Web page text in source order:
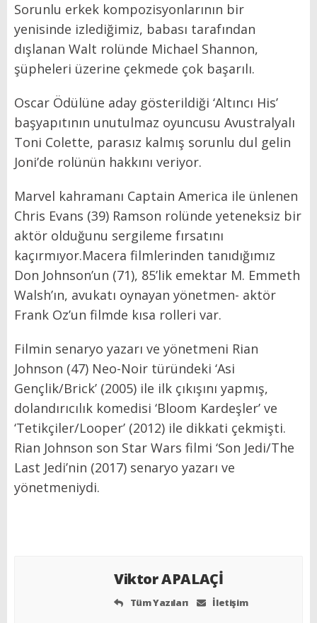
Sorunlu erkek kompozisyonlarının bir
yenisinde izlediğimiz, babası tarafından
dışlanan Walt rolünde Michael Shannon,
şüpheleri üzerine çekmede çok başarılı.
Oscar Ödülüne aday gösterildiği ‘Altıncı His’
başyapıtının unutulmaz oyuncusu Avustralyalı
Toni Colette, parasız kalmış sorunlu dul gelin
Joni’de rolünün hakkını veriyor.
Marvel kahramanı Captain America ile ünlenen
Chris Evans (39) Ramson rolünde yeteneksiz bir
aktör olduğunu sergileme fırsatını
kaçırmıyor.Macera filmlerinden tanıdığımız
Don Johnson’un (71), 85’lik emektar M. Emmeth
Walsh’ın, avukatı oynayan yönetmen- aktör
Frank Oz’un filmde kısa rolleri var.
Filmin senaryo yazarı ve yönetmeni Rian
Johnson (47) Neo-Noir türündeki ‘Asi
Gençlik/Brick’ (2005) ile ilk çıkışını yapmış,
dolandırıcılık komedisi ‘Bloom Kardeşler’ ve
‘Tetikçiler/Looper’ (2012) ile dikkati çekmişti.
Rian Johnson son Star Wars filmi ‘Son Jedi/The
Last Jedi’nin (2017) senaryo yazarı ve
yönetmeniydi.
Viktor APALAÇİ
Tüm Yazıları İletişim